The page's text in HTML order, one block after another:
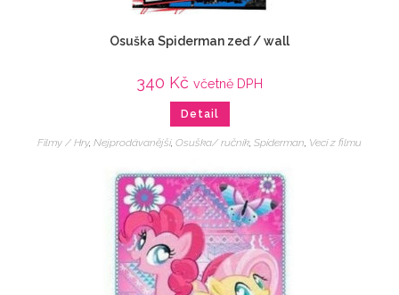
Osuška Spiderman zeď / wall
340 Kč včetně DPH
Detail
Filmy / Hry, Nejprodávanější, Osuška/ ručník, Spiderman, Veci z filmu